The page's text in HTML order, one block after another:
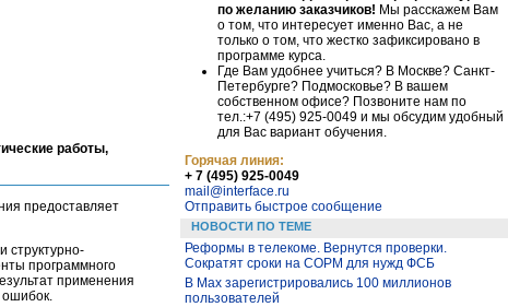
работы,
предоставляет
структурно-
программного
применения
ошибок.
по желанию заказчиков! Мы расскажем Вам
о том, что интересует именно Вас, а не
только о том, что жестко зафиксировано в
программе курса.
Где Вам удобнее учиться? В Москве? Санкт-
Петербурге? Подмосковье? В вашем
собственном офисе? Позвоните нам по
тел.:+7 (495) 925-0049 и мы обсудим удобный
для Вас вариант обучения.
Горячая линия:
+ 7 (495) 925-0049
mail@interface.ru
Отправить быстрое сообщение
НОВОСТИ ПО ТЕМЕ
Реформы в телекоме. Вернутся проверки.
Сократят сроки на СОРМ для нужд ФСБ
В Max зарегистрировались 100 миллионов
пользователей